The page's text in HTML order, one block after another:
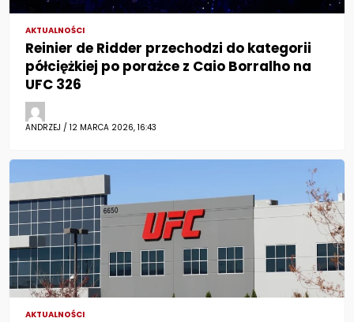
AKTUALNOŚCI
Reinier de Ridder przechodzi do kategorii
półciężkiej po porażce z Caio Borralho na
UFC 326
ANDRZEJ / 12 MARCA 2026, 16:43
AKTUALNOŚCI